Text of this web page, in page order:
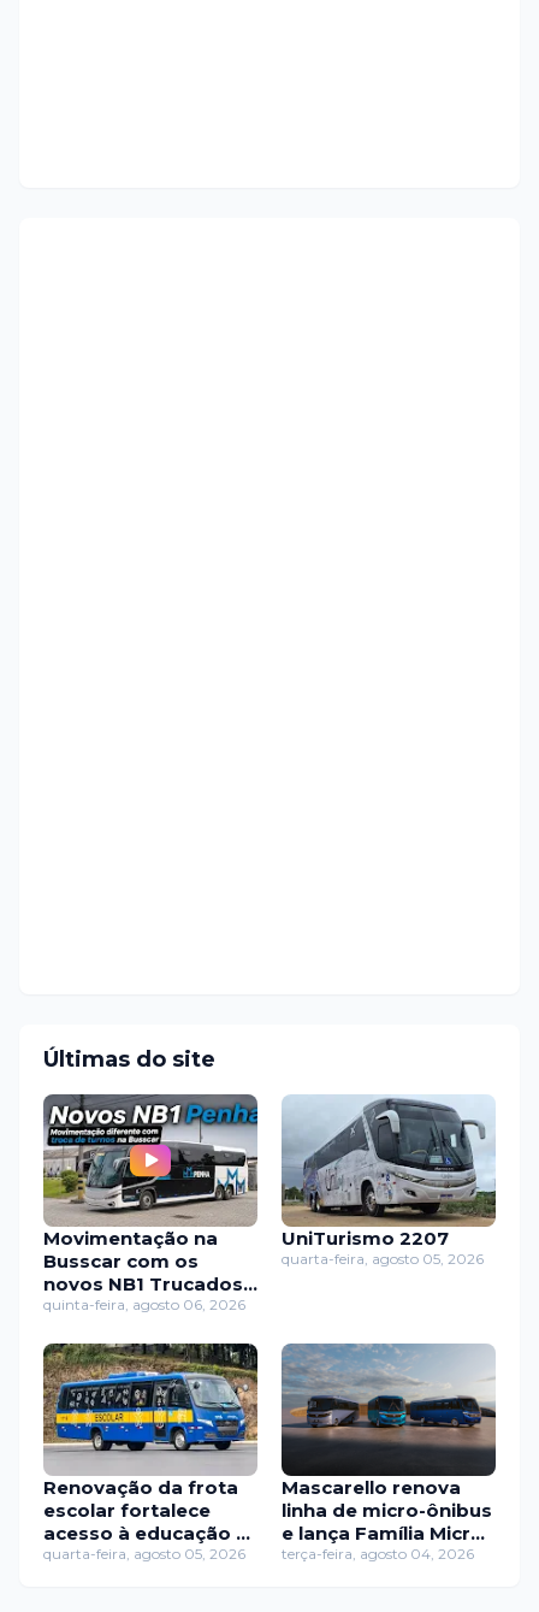
Últimas do site
Movimentação na
Busscar com os
novos NB1 Trucados
da Penha
quinta-feira, agosto 06, 2026
UniTurismo 2207
quarta-feira, agosto 05, 2026
Renovação da frota
escolar fortalece
acesso à educação e
mobilidade em
quarta-feira, agosto 05, 2026
Mascarello renova
linha de micro-ônibus
e lança Família Micro
com nova identidade
terça-feira, agosto 04, 2026